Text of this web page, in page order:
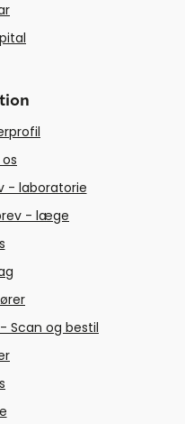
- laboratorie
- læge
Scan og bestil